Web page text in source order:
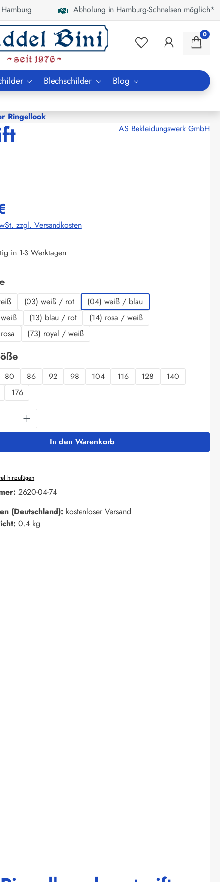
Abholung in Hamburg-Schnelsen möglich*
0
Blechschilder Blog
Ringellook
AS Bekleidungswerk GmbH
zzgl. Versandkosten
in 1-3 Werktagen
auswählen
(03) weiß / rot
(04) weiß / blau
(13) blau / rot
(14) rosa / weiß
(73) royal / weiß
auswählen
80 86 92 98 104 116 128
140
176
Gib den gewünschten Wert ein
In den Warenkorb
hinzufügen
2620-04-74
(Deutschland): kostenloser Versand
0.4 kg